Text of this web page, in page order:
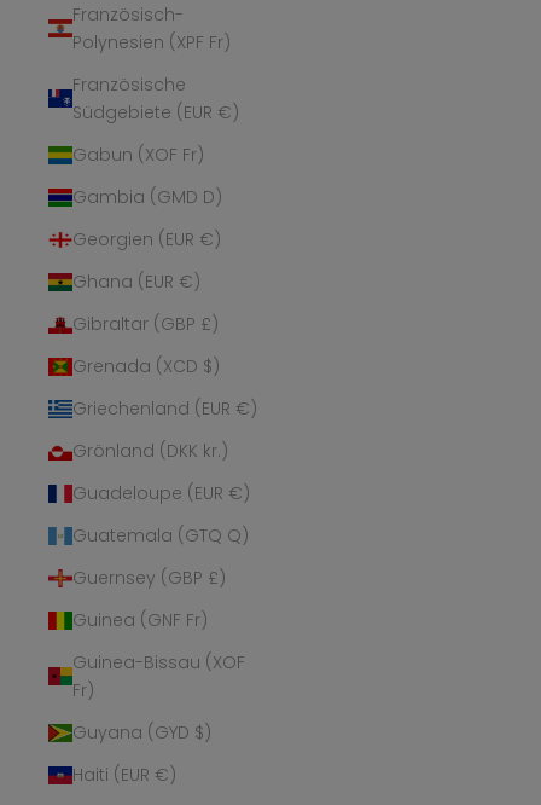
Französisch-
Polynesien (XPF Fr)
Französische
Südgebiete (EUR €)
Gabun (XOF Fr)
Gambia (GMD D)
Georgien (EUR €)
Ghana (EUR €)
Gibraltar (GBP £)
Grenada (XCD $)
Griechenland (EUR €)
Grönland (DKK kr.)
Guadeloupe (EUR €)
Guatemala (GTQ Q)
Guernsey (GBP £)
Guinea (GNF Fr)
Guinea-Bissau (XOF
Fr)
Guyana (GYD $)
Haiti (EUR €)